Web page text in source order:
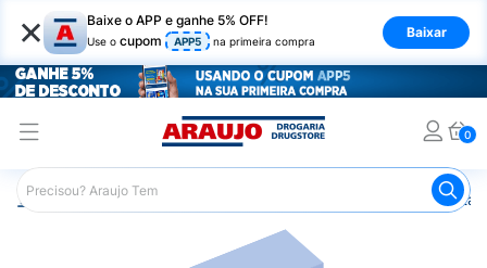
× Baixe o APP e ganhe 5% OFF!
Use o cupom APP5 na primeira compra
Baixar
0
Araujo Saúde e Bem Estar